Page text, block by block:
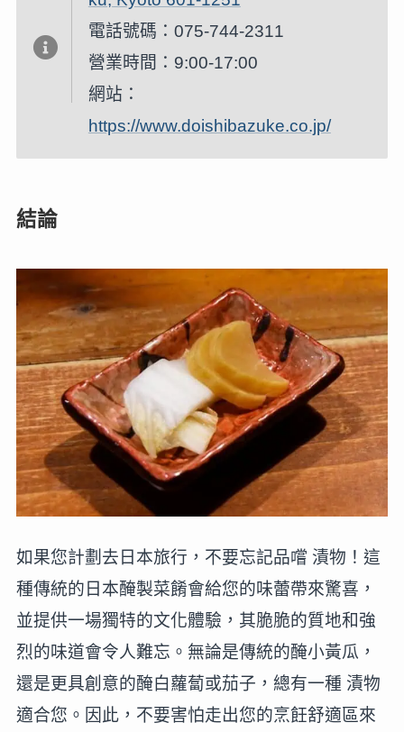
電話號碼：075-744-2311
營業時間：9:00-17:00
網站：
https://www.doishibazuke.co.jp/
結論
如果您計劃去日本旅行，不要忘記品嚐 漬物！這
種傳統的日本醃製菜餚會給您的味蕾帶來驚喜，
並提供一場獨特的文化體驗，其脆脆的質地和強
烈的味道會令人難忘。無論是傳統的醃小黃瓜，
還是更具創意的醃白蘿蔔或茄子，總有一種 漬物
適合您。因此，不要害怕走出您的烹飪舒適區來